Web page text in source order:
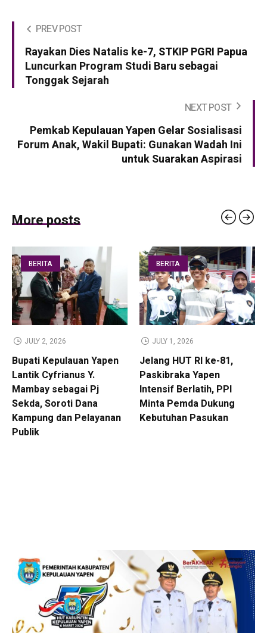
PREV POST
Rayakan Dies Natalis ke-7, STKIP PGRI Papua
Luncurkan Program Studi Baru sebagai
Tonggak Sejarah
NEXT POST
Pemkab Kepulauan Yapen Gelar Sosialisasi
Forum Anak, Wakil Bupati: Gunakan Wadah Ini
untuk Suarakan Aspirasi
More posts
BERITA
JULY 2, 2026
Bupati Kepulauan Yapen
Lantik Cyfrianus Y.
Mambay sebagai Pj
Sekda, Soroti Dana
Kampung dan Pelayanan
Publik
BERITA
JULY 1, 2026
Jelang HUT RI ke-81,
Paskibraka Yapen
Intensif Berlatih, PPI
Minta Pemda Dukung
Kebutuhan Pasukan